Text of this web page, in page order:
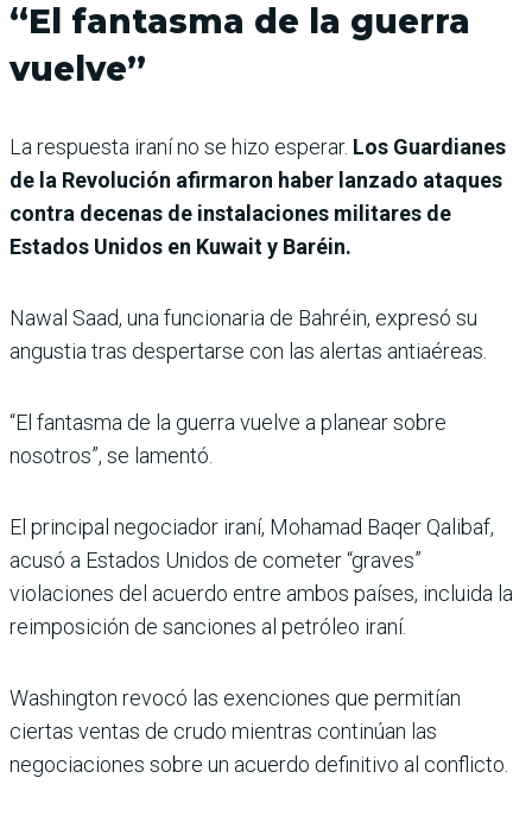
“El fantasma de la guerra
vuelve”
La respuesta iraní no se hizo esperar. Los Guardianes
de la Revolución afirmaron haber lanzado ataques
contra decenas de instalaciones militares de
Estados Unidos en Kuwait y Baréin.
Nawal Saad, una funcionaria de Bahréin, expresó su
angustia tras despertarse con las alertas antiaéreas.
“El fantasma de la guerra vuelve a planear sobre
nosotros”, se lamentó.
El principal negociador iraní, Mohamad Baqer Qalibaf,
acusó a Estados Unidos de cometer “graves”
violaciones del acuerdo entre ambos países, incluida la
reimposición de sanciones al petróleo iraní.
Washington revocó las exenciones que permitían
ciertas ventas de crudo mientras continúan las
negociaciones sobre un acuerdo definitivo al conflicto.